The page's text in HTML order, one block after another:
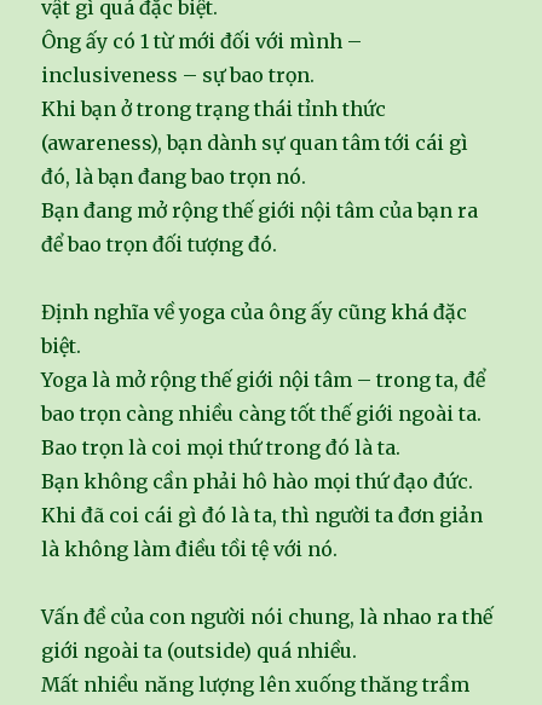
vật gì quá đặc biệt.
Ông ấy có 1 từ mới đối với mình –
inclusiveness – sự bao trọn.
Khi bạn ở trong trạng thái tỉnh thức
(awareness), bạn dành sự quan tâm tới cái gì
đó, là bạn đang bao trọn nó.
Bạn đang mở rộng thế giới nội tâm của bạn ra
để bao trọn đối tượng đó.
Định nghĩa về yoga của ông ấy cũng khá đặc
biệt.
Yoga là mở rộng thế giới nội tâm – trong ta, để
bao trọn càng nhiều càng tốt thế giới ngoài ta.
Bao trọn là coi mọi thứ trong đó là ta.
Bạn không cần phải hô hào mọi thứ đạo đức.
Khi đã coi cái gì đó là ta, thì người ta đơn giản
là không làm điều tồi tệ với nó.
Vấn đề của con người nói chung, là nhao ra thế
giới ngoài ta (outside) quá nhiều.
Mất nhiều năng lượng lên xuống thăng trầm